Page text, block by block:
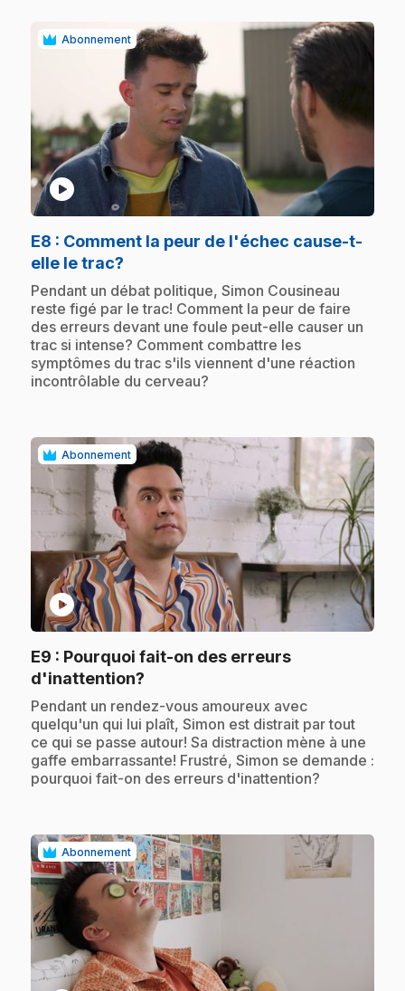
Abonnement
play_circle
E8 : Comment la peur de l'échec cause-t-
elle le trac?
.Pendant un débat politique, Simon Cousineau
reste figé par le trac! Comment la peur de faire
des erreurs devant une foule peut-elle causer un
trac si intense? Comment combattre les
symptômes du trac s'ils viennent d'une réaction
incontrôlable du cerveau?
Abonnement
play_circle
E9 : Pourquoi fait-on des erreurs
d'inattention?
.Pendant un rendez-vous amoureux avec
quelqu'un qui lui plaît, Simon est distrait par tout
ce qui se passe autour! Sa distraction mène à une
gaffe embarrassante! Frustré, Simon se demande :
pourquoi fait-on des erreurs d'inattention?
Abonnement